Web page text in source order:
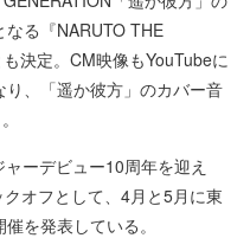
る『NARUTO THE
決定。CM映像もYouTubeに
、「遥か彼方」のカバー音
ーデビュー10周年を迎え
オフとして、4月と5月に東
を発表している。